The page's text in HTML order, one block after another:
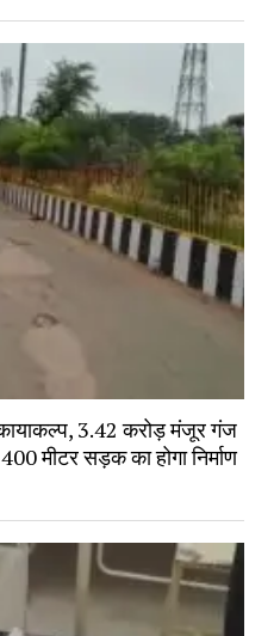
3.42 करोड़ मंजूर गंज
मीटर सड़क का होगा निर्माण